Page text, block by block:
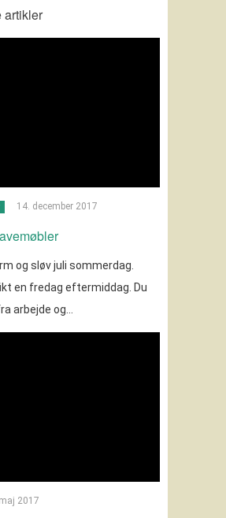
artikler
14. december 2017
og sløv juli sommerdag.
en fredag eftermiddag. Du
arbejde og…
2017